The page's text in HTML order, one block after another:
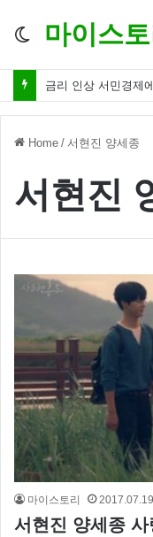
Switch
마이스토
금리 인상 서민경제
Home / 서현진 양세종
서현진
마이스토리
서현진 양세종